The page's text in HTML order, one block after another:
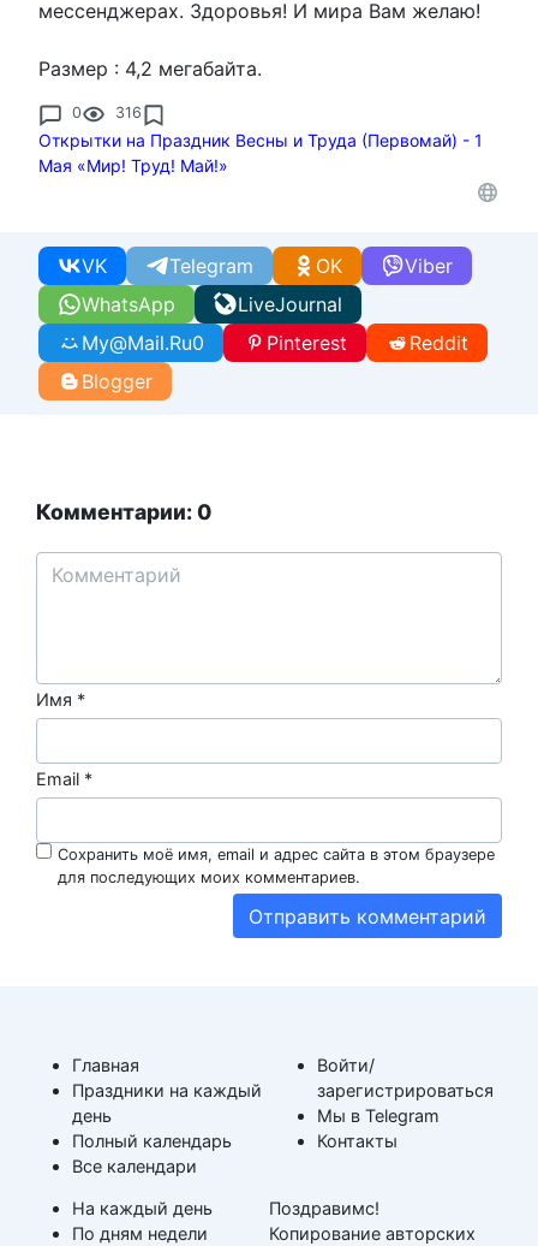
мессенджерах. Здоровья! И мира Вам желаю!
Размер : 4,2 мегабайта.
0 316
Открытки на Праздник Весны и Труда (Первомай) - 1
Мая «Мир! Труд! Май!»
WhatsApp
VK Telegram Viber
OK
LiveJournal
My@Mail.Ru0 Pinterest
Reddit
Blogger
Комментарии: 0
Имя *
Email *
Сохранить моё имя, email и адрес сайта в этом браузере
для последующих моих комментариев.
Главная
Праздники на каждый
день
Полный календарь
Все календари
На каждый день
По дням недели
Войти/
зарегистрироваться
Мы в Telegram
Контакты
Поздравимс!
Копирование авторских